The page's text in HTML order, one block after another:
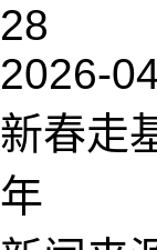
28
2026-
新春走
年